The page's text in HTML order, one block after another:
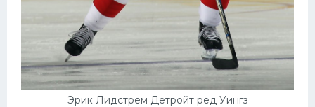
Эрик Лидстрем Детройт ред Уингз